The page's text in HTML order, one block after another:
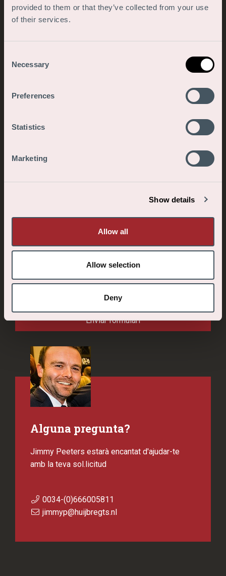
provided to them or that they’ve collected from your use
of their services.
Selection
Necessary
Preferences
Statistics
Marketing
Show details
Allow all
Allow selection
Deny
He trobat aquesta vacant a través de:
Motivació breu
Càrrega teva carta de motivació i / o CV
Estic d'acord amb el processat i emmagatzematge
Enviar formulari
Alguna pregunta?
Jimmy Peeters estarà encantat d'ajudar-te
amb la teva sol.licitud
0034-(0)666005811
jimmyp@huijbregts.nl